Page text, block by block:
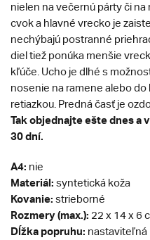
nielen na večernú párty či na
cvok a hlavné vrecko je
nechýbajú postranné
diel tiež ponúka menšie
kľúče. Ucho je dlhé s
nosenie na ramene alebo
retiazkou. Predná časť je
Tak objednajte ešte dnes a
30 dní.
A4: nie
Materiál: syntetická koža
Kovanie: strieborné
Rozmery (max.): 22 x 14 x 6
Dĺžka popruhu: nastaviteľná